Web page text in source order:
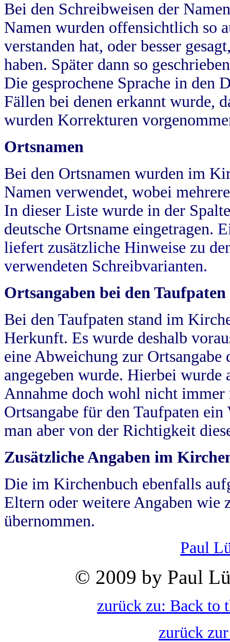
Bei den Schreibweisen der
Namen wurden offensichtlich so
verstanden hat, oder besser
haben. Später dann so
Die gesprochene Sprache in
Fällen bei denen erkannt wurde,
wurden Korrekturen
Ortsnamen
Bei den Ortsnamen wurden im
Namen verwendet, wobei
In dieser Liste wurde in der
deutsche Ortsname eingetragen.
liefert zusätzliche Hinweise zu
verwendeten Schreibvarianten.
Ortsangaben bei den Taufpaten
Bei den Taufpaten stand im
Herkunft. Es wurde deshalb
eine Abweichung zur
angegeben wurde. Hierbei wurde
Annahme doch wohl nicht
Ortsangabe für den Taufpaten
man aber von der Richtigkeit
Zusätzliche Angaben im
Die im Kirchenbuch ebenfalls
Eltern oder weitere Angaben wie
übernommen.
Paul
© 2009 by Paul
zurück zu: Back to
zurück